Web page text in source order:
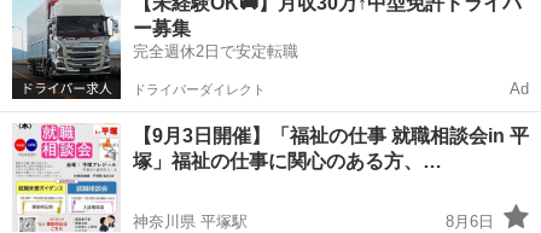
ー募集
完全週休2日で安定転職
ドライバーダイレクト Ad
【9月3日開催】「福祉の仕事 就職相談会in 平
塚」福祉の仕事に関心のある方、…
神奈川県 平塚駅
8月6日